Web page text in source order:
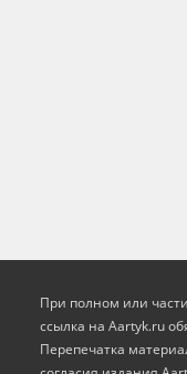
При полном или
ссылка на Aartyk.ru
Перепечатка